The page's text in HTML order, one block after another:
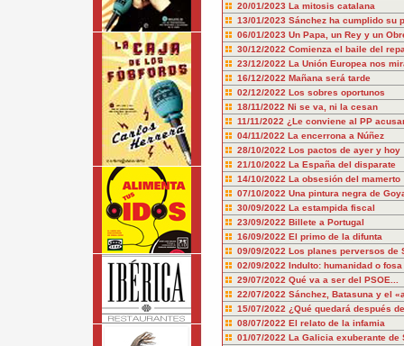
20/01/2023 La mitosis catalana
13/01/2023 Sánchez ha cumplido su
06/01/2023 Un Papa, un Rey y un
30/12/2022 Comienza el baile del
23/12/2022 La Unión Europea nos
16/12/2022 Mañana será tarde
02/12/2022 Los sobres oportunos
18/11/2022 Ni se va, ni la cesan
11/11/2022 ¿Le conviene al PP
04/11/2022 La encerrona a Núñez
28/10/2022 Los pactos de ayer y hoy
21/10/2022 La España del disparate
14/10/2022 La obsesión del mamerto
07/10/2022 Una pintura negra de
30/09/2022 La estampida fiscal
23/09/2022 Billete a Portugal
16/09/2022 El primo de la difunta
09/09/2022 Los planes perversos de
02/09/2022 Indulto: humanidad o
29/07/2022 Qué va a ser del PSOE...
22/07/2022 Sánchez, Batasuna y el
15/07/2022 ¿Qué quedará después
08/07/2022 El relato de la infamia
01/07/2022 La Galicia exuberante de